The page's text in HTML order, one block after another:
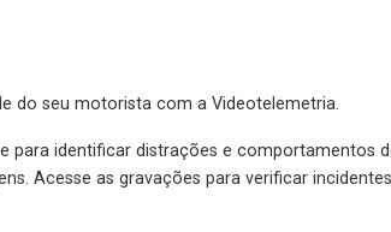
do seu motorista com a Videotelemetria.
para identificar distrações e comportamentos de
Acesse as gravações para verificar incidentes